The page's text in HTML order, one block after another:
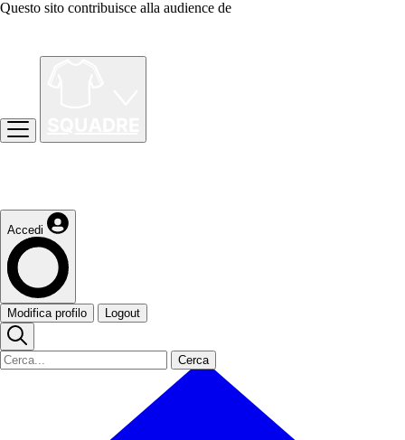
Questo sito contribuisce alla audience de
Accedi
Modifica profilo Logout
Cerca